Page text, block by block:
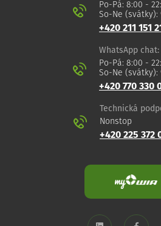
Po-Pá: 8:00 -
So-Ne (svátky):
+420 211 151
WhatsApp chat:
Po-Pá: 8:00 -
So-Ne (svátky):
+420 770 330
Technická
Nonstop
+420 225 372